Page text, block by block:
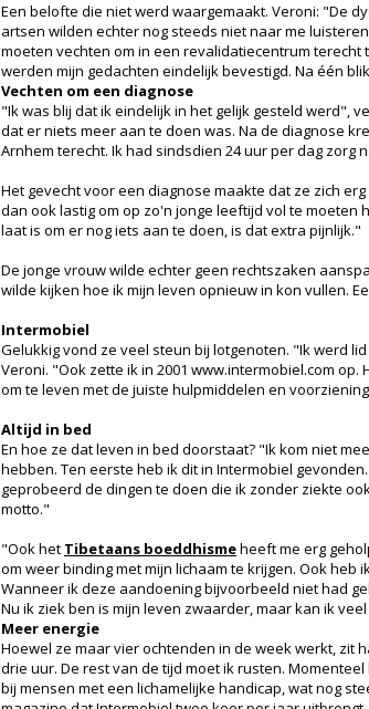
Een belofte die niet werd waargemaakt. Veroni: "De
artsen wilden echter nog steeds niet naar me
moeten vechten om in een revalidatiecentrum
werden mijn gedachten eindelijk bevestigd. Na één
Vechten om een diagnose
"Ik was blij dat ik eindelijk in het gelijk gesteld werd",
dat er niets meer aan te doen was. Na de diagnose
Arnhem terecht. Ik had sindsdien 24 uur per dag zorg
Het gevecht voor een diagnose maakte dat ze zich
dan ook lastig om op zo'n jonge leeftijd vol te moeten
laat is om er nog iets aan te doen, is dat extra pijnlijk."
De jonge vrouw wilde echter geen rechtszaken
wilde kijken hoe ik mijn leven opnieuw in kon vullen.
Intermobiel
Gelukkig vond ze veel steun bij lotgenoten. "Ik werd
Veroni. "Ook zette ik in 2001 www.intermobiel.com
om te leven met de juiste hulpmiddelen en
Altijd in bed
En hoe ze dat leven in bed doorstaat? "Ik kom niet
hebben. Ten eerste heb ik dit in Intermobiel
geprobeerd de dingen te doen die ik zonder ziekte
motto."
"Ook het Tibetaans boeddhismeheeft me erg
om weer binding met mijn lichaam te krijgen. Ook
Wanneer ik deze aandoening bijvoorbeeld niet had
Nu ik ziek ben is mijn leven zwaarder, maar kan ik
Meer energie
Hoewel ze maar vier ochtenden in de week werkt, zit
drie uur. De rest van de tijd moet ik rusten.
bij mensen met een lichamelijke handicap, wat nog